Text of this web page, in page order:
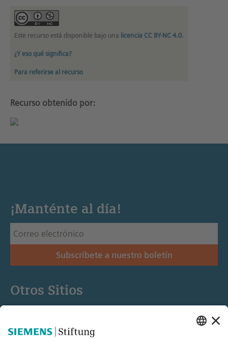
Este recurso está disponible bajo una licencia CC BY-NC 4.0.
¿Y eso qué significa?
Para referirse al recurso
Recurso obtenido por:
¡Manténte al día!
Subscríbete a nuestro boletín
Otros Sitios